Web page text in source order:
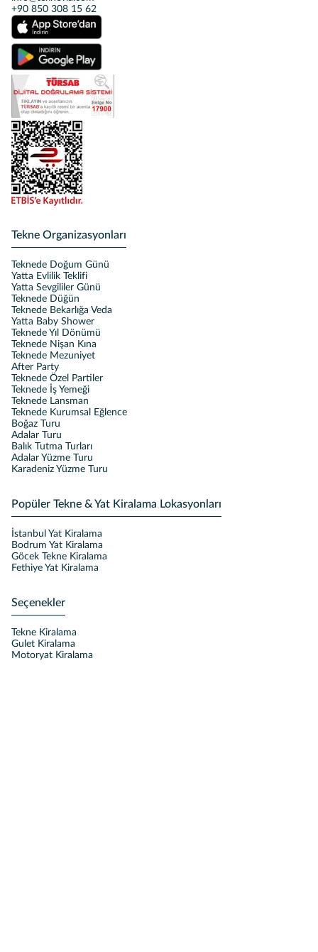
+90 850 308 15 62
Tekne Organizasyonları
Teknede Doğum Günü
Yatta Evlilik Teklifi
Yatta Sevgililer Günü
Teknede Düğün
Teknede Bekarlığa Veda
Yatta Baby Shower
Teknede Yıl Dönümü
Teknede Nişan Kına
Teknede Mezuniyet
After Party
Teknede Özel Partiler
Teknede İş Yemeği
Teknede Lansman
Teknede Kurumsal Eğlence
Boğaz Turu
Adalar Turu
Balık Tutma Turları
Adalar Yüzme Turu
Karadeniz Yüzme Turu
Popüler Tekne & Yat Kiralama Lokasyonları
İstanbul Yat Kiralama
Bodrum Yat Kiralama
Göcek Tekne Kiralama
Fethiye Yat Kiralama
Seçenekler
Tekne Kiralama
Gulet Kiralama
Motoryat Kiralama